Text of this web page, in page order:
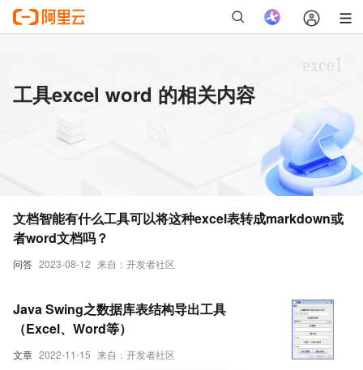
工具excel word 的相关内容
问答 2023-08-12 来自：开发者社区
文档智能有什么工具可以将这种excel表转成markdown或
者word文档吗？
文章 2022-11-15 来自：开发者社区
Java Swing之数据库表结构导出工具
（Excel、Word等）